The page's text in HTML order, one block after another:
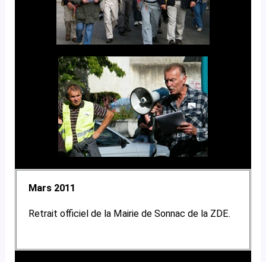
Mars 2011
Retrait officiel de la Mairie de Sonnac de la ZDE.